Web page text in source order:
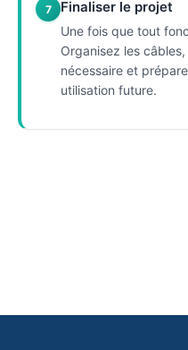
7 Finaliser le projet
Une fois que tout
Organisez les
nécessaire et
utilisation future.